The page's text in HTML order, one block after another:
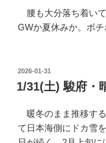
腰も大分落ち着い
GWか夏休みか。ボチ
POSTED
ON
2026-01-31
1/31(土) 駿府・
暖冬のまま推移す
て日本海側にドカ雪